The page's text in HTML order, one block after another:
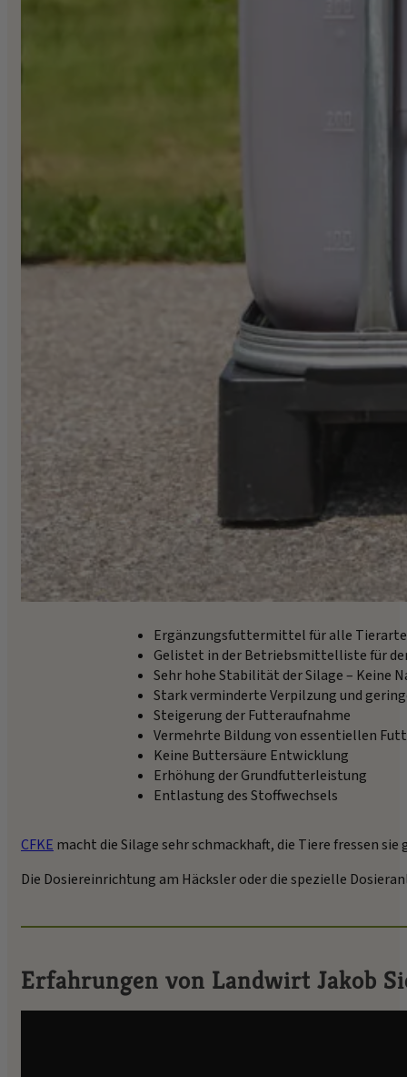
Ergänzungsfuttermittel für alle
Gelistet in der Betriebsmittelliste für
Sehr hohe Stabilität der Silage – Keine
Stark verminderte Verpilzung und
Steigerung der Futteraufnahme
Vermehrte Bildung von essentiellen
Keine Buttersäure Entwicklung
Erhöhung der Grundfutterleistung
Entlastung des Stoffwechsels
CFKE macht die Silage sehr schmackhaft, die Tiere fressen
Die Dosiereinrichtung am Häcksler oder die spezielle
Erfahrungen von Landwirt Jakob